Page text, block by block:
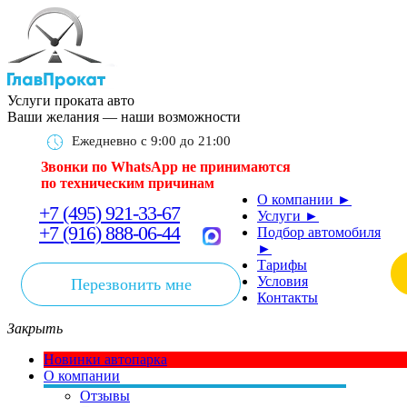
Услуги проката авто
Ваши желания — наши возможности
Ежедневно с 9:00 до 21:00
Звонки по WhatsApp не принимаются
по техническим причинам
+7 (495) 921-33-67
+7 (916) 888-06-44
Перезвонить мне
О компании ►
Услуги ►
Подбор автомобиля
►
Тарифы
Условия
Контакты
Закрыть
Новинки автопарка
О компании
Отзывы